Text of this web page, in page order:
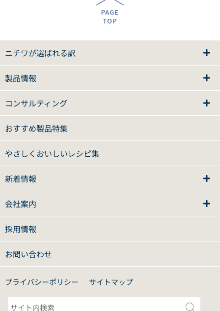
ニチワが選ばれる訳
製品情報
コンサルティング
おすすめ製品特集
やさしくおいしいレシピ集
新着情報
会社案内
採用情報
お問い合わせ
プライバシーポリシー サイトマップ